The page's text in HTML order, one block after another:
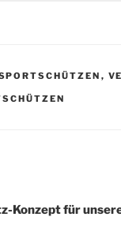
,
Konzept für